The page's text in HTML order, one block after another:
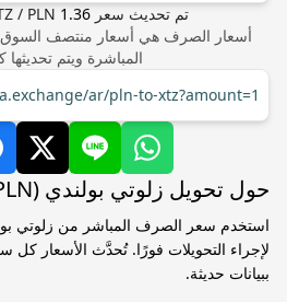
تم تحديث سعر / PLN 1.36
أسعار الصرف هي أسعار منتصف السوق
المباشرة ويتم
ar/pln-to-xtz?amount=1
حول تحويل زلوتي بولندي (PLN) إلى Tezon (XTZ)
لإجراء التحويلات فورًا. تُحدَّث الأسعار
ببيانات حديثة.